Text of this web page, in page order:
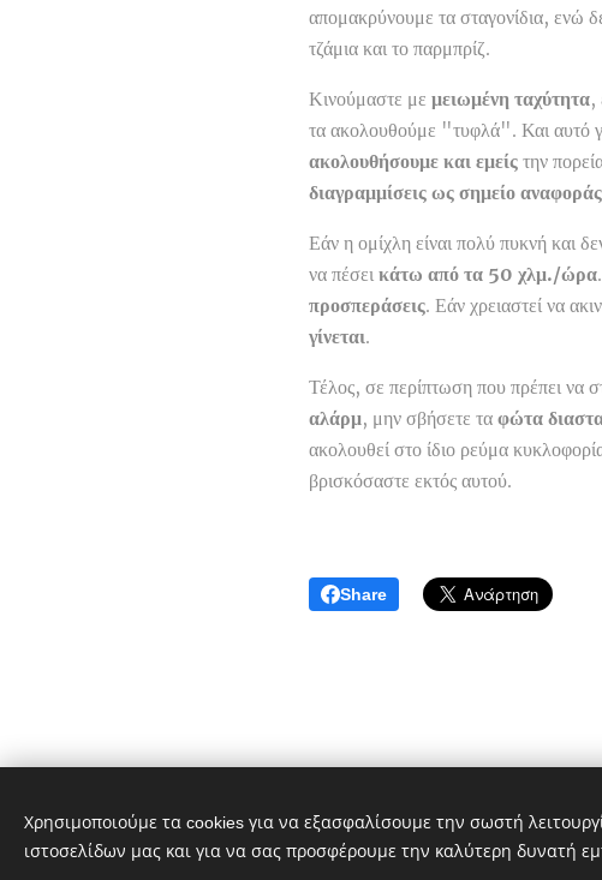
απομακρύνουμε τα σταγονίδια, ενώ
τζάμια και το παρμπρίζ.
Κινούμαστε με μειωμένη ταχύτητα,
τα ακολουθούμε "τυφλά". Και αυτό
ακολουθήσουμε και εμείς την
διαγραμμίσεις ως σημείο αναφοράς
Εάν η ομίχλη είναι πολύ πυκνή και
να πέσει κάτω από τα 50 χλμ./ώρα
προσπεράσεις. Εάν χρειαστεί να
γίνεται.
Τέλος, σε περίπτωση που πρέπει να
αλάρμ, μην σβήσετε τα φώτα
ακολουθεί στο ίδιο ρεύμα
βρισκόσαστε εκτός αυτού.
Share
google.com,
Χρησιμοποιούμε τα cookies για να εξασφαλίσουμε την σωστή
ιστοσελίδων μας και για να σας προσφέρουμε την καλύτερη δυνατή